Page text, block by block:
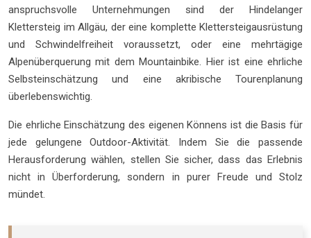
anspruchsvolle Unternehmungen sind der Hindelanger
Klettersteig im Allgäu, der eine komplette Klettersteigausrüstung
und Schwindelfreiheit voraussetzt, oder eine mehrtägige
Alpenüberquerung mit dem Mountainbike. Hier ist eine ehrliche
Selbsteinschätzung und eine akribische Tourenplanung
überlebenswichtig.
Die ehrliche Einschätzung des eigenen Könnens ist die Basis für
jede gelungene Outdoor-Aktivität. Indem Sie die passende
Herausforderung wählen, stellen Sie sicher, dass das Erlebnis
nicht in Überforderung, sondern in purer Freude und Stolz
mündet.